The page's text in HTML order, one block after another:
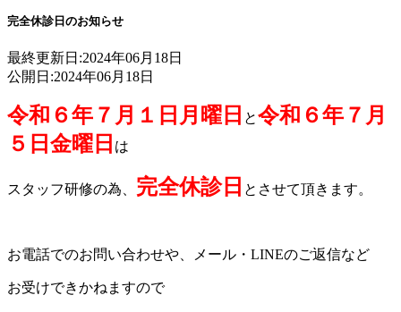
完全休診日のお知らせ
最終更新日:2024年06月18日
公開日:2024年06月18日
令和６年７月１日月曜日 と令和６年７月
５日金曜日 は
スタッフ研修の為、 完全休診日 とさせて頂きます。
お電話でのお問い合わせや、メール・LINEのご返信など
お受けできかねますので